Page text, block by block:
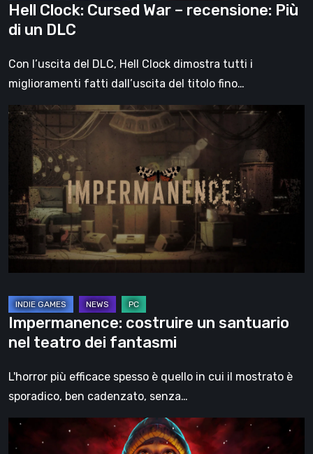
Hell Clock: Cursed War – recensione: Più
di un DLC
Con l’uscita del DLC, Hell Clock dimostra tutti i
miglioramenti fatti dall’uscita del titolo fino…
Impermanence:
costruire
santuario
nel
teatro
dei
fantasmi
Impermanence: costruire un santuario
nel teatro dei fantasmi
L'horror più efficace spesso è quello in cui il mostrato è
sporadico, ben cadenzato, senza…
Hollow
Home